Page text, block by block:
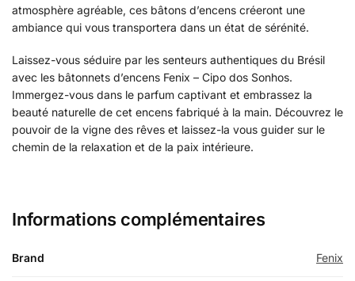
atmosphère agréable, ces bâtons d’encens créeront une
ambiance qui vous transportera dans un état de sérénité.
Laissez-vous séduire par les senteurs authentiques du Brésil
avec les bâtonnets d’encens Fenix – Cipo dos Sonhos.
Immergez-vous dans le parfum captivant et embrassez la
beauté naturelle de cet encens fabriqué à la main. Découvrez le
pouvoir de la vigne des rêves et laissez-la vous guider sur le
chemin de la relaxation et de la paix intérieure.
Informations complémentaires
Brand Fenix